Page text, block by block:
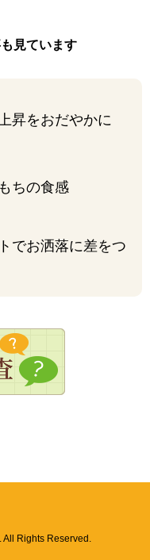
見ています
昇をおだやかに
ちの食感
でお洒落に差をつ
All Rights Reserved.